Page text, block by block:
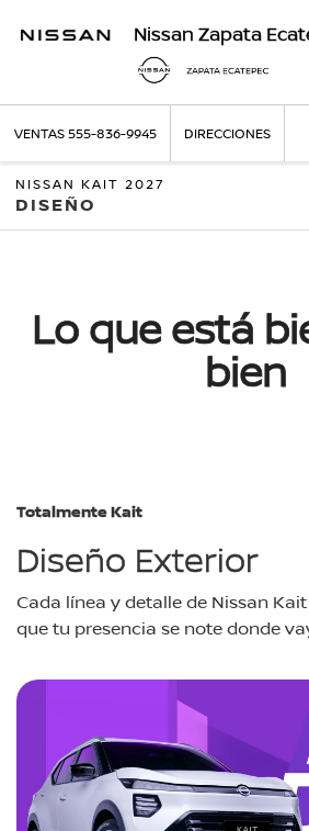
Nissan Zapata
VENTAS555-836-9945 DIRECCIONES
NISSAN KAIT 2027
DISEÑO
Lo que está
bien
Totalmente Kait
Diseño Exterior
Cada línea y detalle de Nissan
que tu presencia se note donde